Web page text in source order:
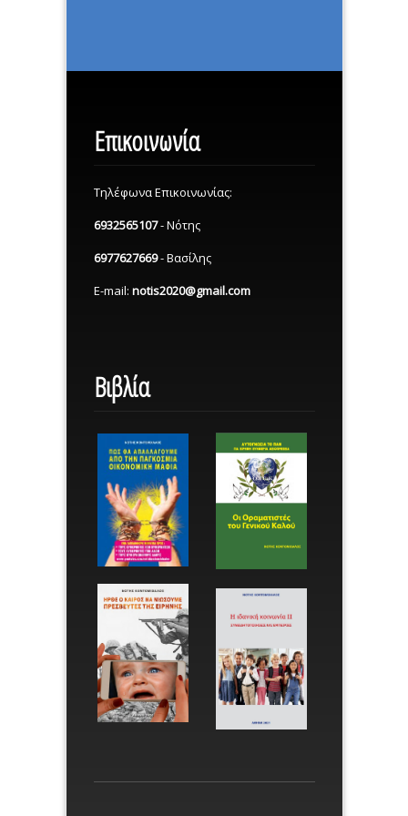
Επικοινωνία
Τηλέφωνα Επικοινωνίας:
6932565107- Νότης
6977627669- Βασίλης
E-mail: notis2020@gmail.com
Βιβλία